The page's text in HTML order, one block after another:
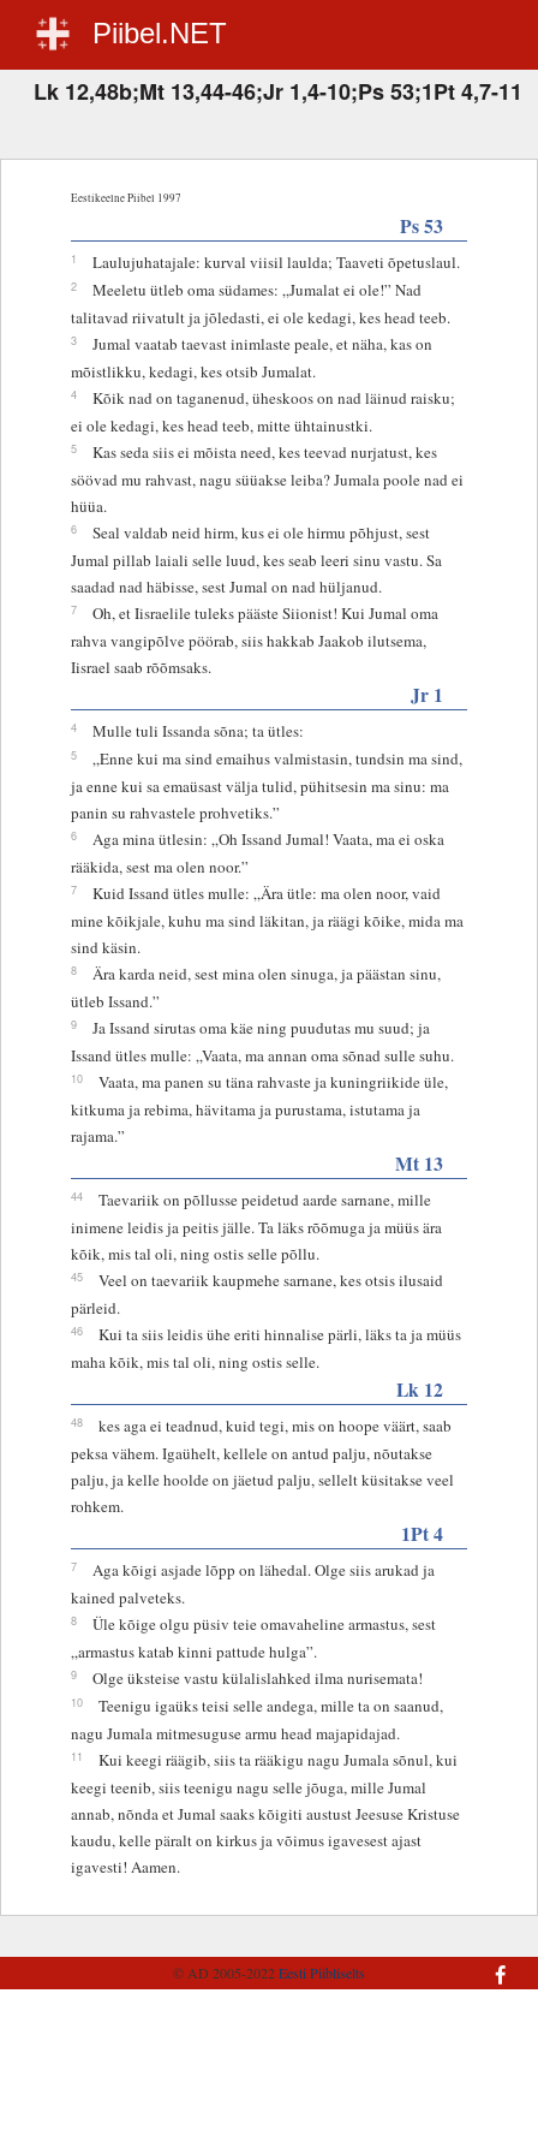
Piibel.NET
Lk 12,48b;Mt 13,44-46;Jr 1,4-10;Ps 53;1Pt 4,7-11
Eestikeelne Piibel 1997
Ps 53
1 Laulujuhatajale: kurval viisil laulda; Taaveti õpetuslaul.
2
Meeletu ütleb oma südames: „Jumalat ei ole!” Nad
talitavad riivatult ja jõledasti, ei ole kedagi, kes head teeb.
3
Jumal vaatab taevast inimlaste peale, et näha, kas on
mõistlikku, kedagi, kes otsib Jumalat.
4
Kõik nad on taganenud, üheskoos on nad läinud raisku;
ei ole kedagi, kes head teeb, mitte ühtainustki.
5
Kas seda siis ei mõista need, kes teevad nurjatust, kes
söövad mu rahvast, nagu süüakse leiba? Jumala poole nad ei
hüüa.
6
Seal valdab neid hirm, kus ei ole hirmu põhjust, sest
Jumal pillab laiali selle luud, kes seab leeri sinu vastu. Sa
saadad nad häbisse, sest Jumal on nad hüljanud.
7
Oh, et Iisraelile tuleks pääste Siionist! Kui Jumal oma
rahva vangipõlve pöörab, siis hakkab Jaakob ilutsema,
Iisrael saab rõõmsaks.
Jr 1
4 Mulle tuli Issanda sõna; ta ütles:
5
„Enne kui ma sind emaihus valmistasin, tundsin ma sind,
ja enne kui sa emaüsast välja tulid, pühitsesin ma sinu: ma
panin su rahvastele prohvetiks.”
6
Aga mina ütlesin: „Oh Issand Jumal! Vaata, ma ei oska
rääkida, sest ma olen noor.”
7
Kuid Issand ütles mulle: „Ära ütle: ma olen noor, vaid
mine kõikjale, kuhu ma sind läkitan, ja räägi kõike, mida ma
sind käsin.
8
Ära karda neid, sest mina olen sinuga, ja päästan sinu,
ütleb Issand.”
9
Ja Issand sirutas oma käe ning puudutas mu suud; ja
Issand ütles mulle: „Vaata, ma annan oma sõnad sulle suhu.
10
Vaata, ma panen su täna rahvaste ja kuningriikide üle,
kitkuma ja rebima, hävitama ja purustama, istutama ja
rajama.”
Mt 13
44
Taevariik on põllusse peidetud aarde sarnane, mille
inimene leidis ja peitis jälle. Ta läks rõõmuga ja müüs ära
kõik, mis tal oli, ning ostis selle põllu.
45
Veel on taevariik kaupmehe sarnane, kes otsis ilusaid
pärleid.
46
Kui ta siis leidis ühe eriti hinnalise pärli, läks ta ja müüs
maha kõik, mis tal oli, ning ostis selle.
Lk 12
48
kes aga ei teadnud, kuid tegi, mis on hoope väärt, saab
peksa vähem. Igaühelt, kellele on antud palju, nõutakse
palju, ja kelle hoolde on jäetud palju, sellelt küsitakse veel
rohkem.
1Pt 4
7
Aga kõigi asjade lõpp on lähedal. Olge siis arukad ja
kained palveteks.
8
Üle kõige olgu püsiv teie omavaheline armastus, sest
„armastus katab kinni pattude hulga”.
9 Olge üksteise vastu külalislahked ilma nurisemata!
10
Teenigu igaüks teisi selle andega, mille ta on saanud,
nagu Jumala mitmesuguse armu head majapidajad.
11
Kui keegi räägib, siis ta rääkigu nagu Jumala sõnul, kui
keegi teenib, siis teenigu nagu selle jõuga, mille Jumal
annab, nõnda et Jumal saaks kõigiti austust Jeesuse Kristuse
kaudu, kelle päralt on kirkus ja võimus igavesest ajast
igavesti! Aamen.
© AD 2005-2022Eesti Piibliselts